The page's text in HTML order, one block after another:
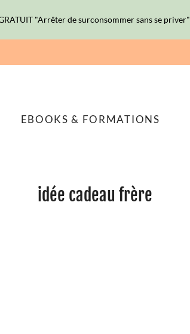
EBOOKS & FORMATIONS
idée cadeau frère
"Arrêter de surconsommer sans se priver"